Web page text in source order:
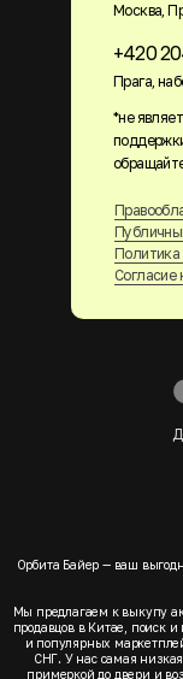
Москва,
+420
Прага,
Политика
Согласие
*не
Орбита Байер — ваш
Мы предлагаем к выкупу
продавцов в Китае, поиск
и популярных
СНГ. У нас самая
примеркой до двери и